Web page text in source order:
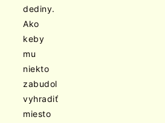
dediny.
Ako
keby
mu
niekto
zabudol
vyhradiť
miesto